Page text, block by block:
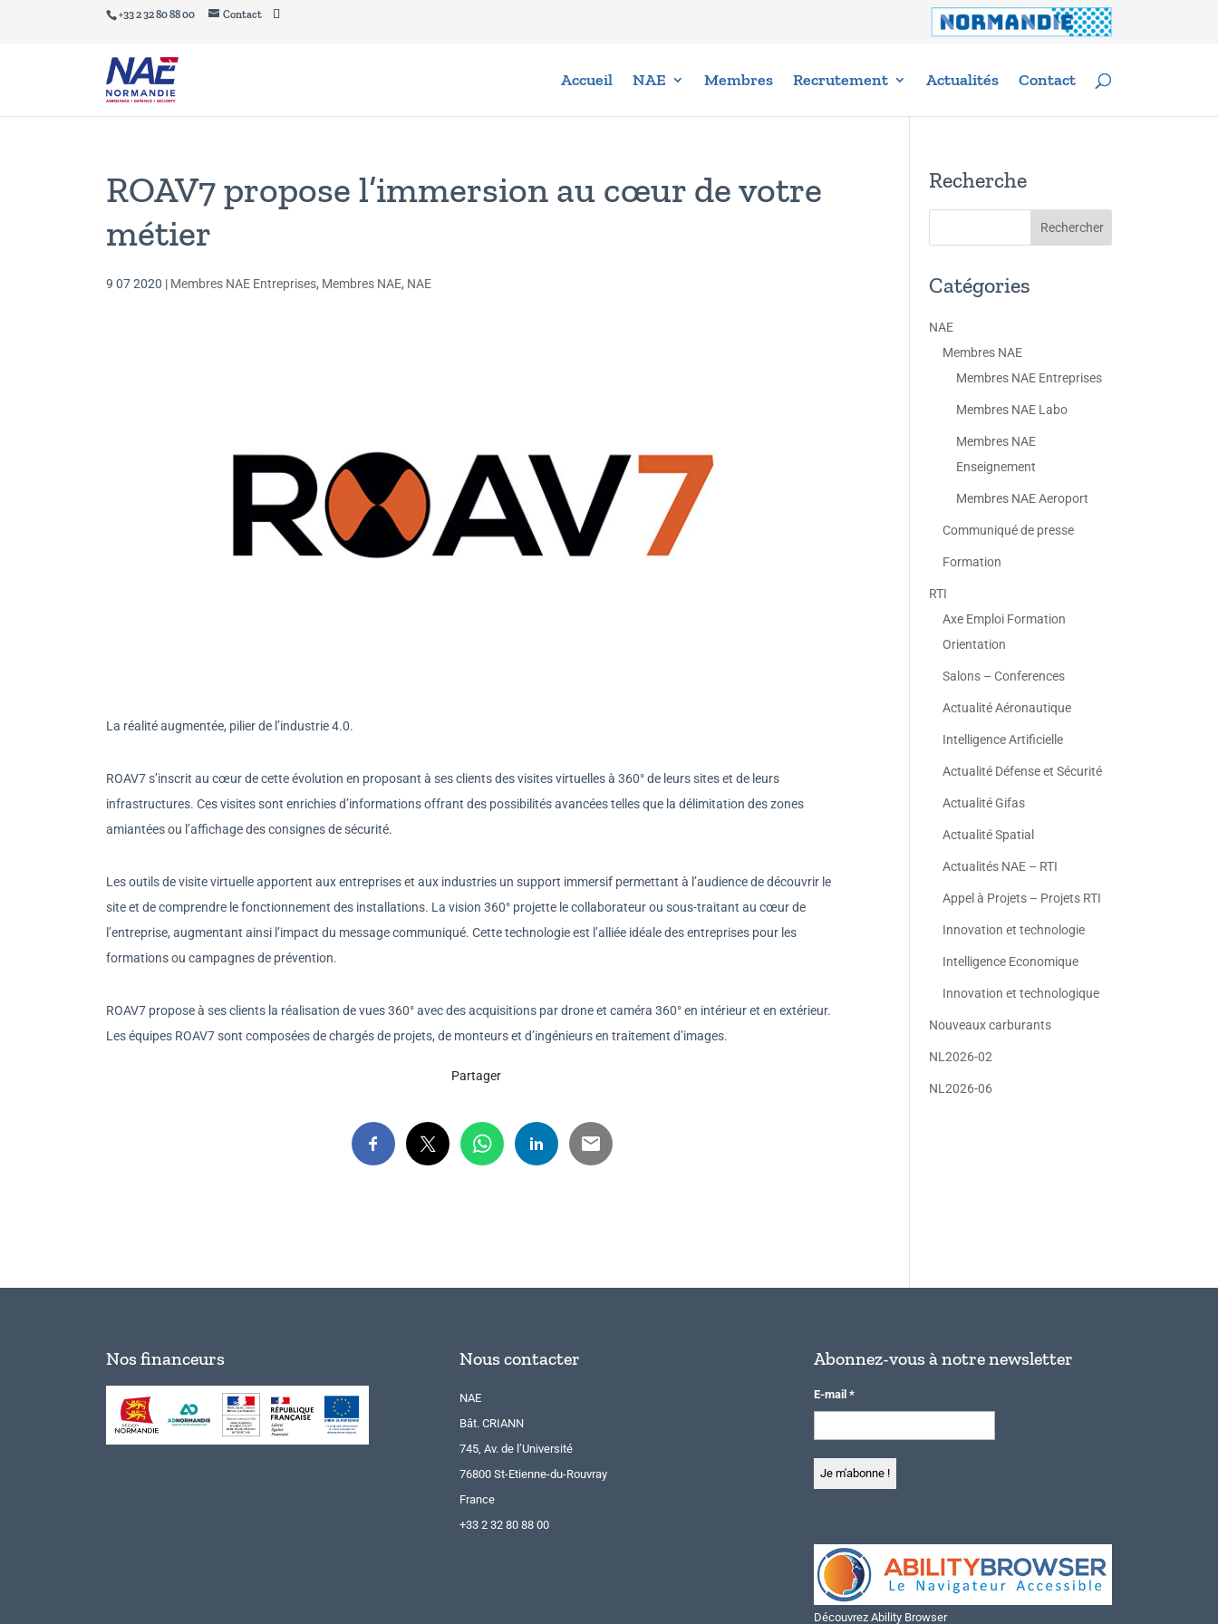
+33 2 32 80 88 00 Contact
Accueil NAE Membres Recrutement Actualités Contact
ROAV7 propose l’immersion au cœur de votre
métier
9 07 2020 | Membres NAE Entreprises, Membres NAE, NAE
La réalité augmentée, pilier de l’industrie 4.0.
ROAV7 s’inscrit au cœur de cette évolution en proposant à ses clients des visites virtuelles à 360° de leurs sites et de leurs
infrastructures. Ces visites sont enrichies d’informations offrant des possibilités avancées telles que la délimitation des zones
amiantées ou l’affichage des consignes de sécurité.
Les outils de visite virtuelle apportent aux entreprises et aux industries un support immersif permettant à l’audience de découvrir le
site et de comprendre le fonctionnement des installations. La vision 360° projette le collaborateur ou sous-traitant au cœur de
l’entreprise, augmentant ainsi l’impact du message communiqué. Cette technologie est l’alliée idéale des entreprises pour les
formations ou campagnes de prévention.
ROAV7 propose à ses clients la réalisation de vues 360° avec des acquisitions par drone et caméra 360° en intérieur et en extérieur.
Les équipes ROAV7 sont composées de chargés de projets, de monteurs et d’ingénieurs en traitement d’images.
Partager
Recherche
Catégories
NAE
Membres NAE
Membres NAE Entreprises
Membres NAE Labo
Membres NAE
Enseignement
Membres NAE Aeroport
Communiqué de presse
Formation
RTI
Axe Emploi Formation
Orientation
Salons – Conferences
Actualité Aéronautique
Intelligence Artificielle
Actualité Défense et Sécurité
Actualité Gifas
Actualité Spatial
Actualités NAE – RTI
Appel à Projets – Projets RTI
Innovation et technologie
Intelligence Economique
Innovation et technologique
Nouveaux carburants
NL2026-02
NL2026-06
Nos financeurs Nous contacter
NAE
Bât. CRIANN
745, Av. de l’Université
76800 St-Etienne-du-Rouvray
France
+33 2 32 80 88 00
Abonnez-vous à notre newsletter
E-mail *
Découvrez Ability Browser